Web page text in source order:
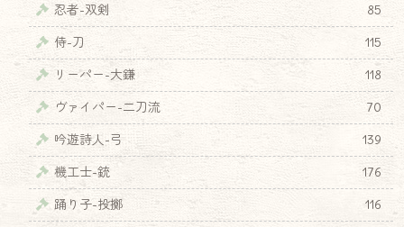
忍者-双剣
85
侍-刀
115
リーパー-大鎌
118
ヴァイパー-二刀流
70
吟遊詩人-弓
139
機工士-銃
176
踊り子-投擲
116